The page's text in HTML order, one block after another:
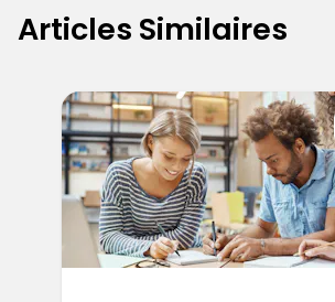
Articles Similaires